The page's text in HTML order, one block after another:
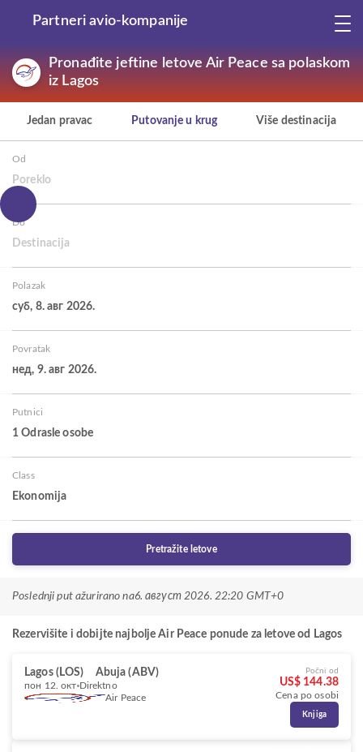
Partneri avio-kompanije
Pronađite jeftine letove Air Peace sa polaskom
iz Lagos
Jedan pravac Putovanje u krug Više destinacija
Od
Poreklo
Do
Destinacija
Polazak
суб, 8. авг 2026.
Povratak
нед, 9. авг 2026.
Putnici
1 Odrasle osobe
Class
Ekonomija
Pretražite letove
Poslednji put ažurirano na6. август 2026. 22:20 GMT+0
Rezervišite i dobijte najbolje Air Peace ponude za letove od Lagos
Lagos (LOS) Abuja (ABV)
пон 12. окт Direktno
Air Peace
Počni od
US$ 144.38
Cena po osobi
Knjiga